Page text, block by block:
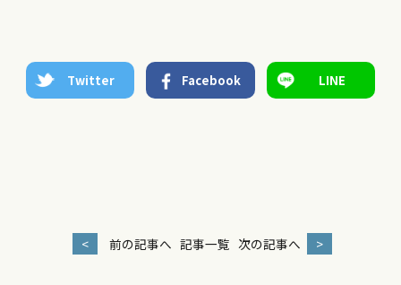
Twitter Facebook LINE
< 前の記事へ 記事一覧 次の記事へ >